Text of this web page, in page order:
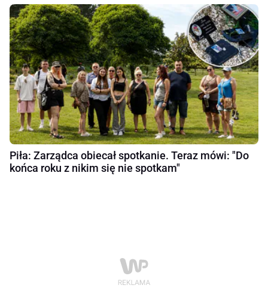
Piła: Zarządca obiecał spotkanie. Teraz mówi: "Do
końca roku z nikim się nie spotkam"